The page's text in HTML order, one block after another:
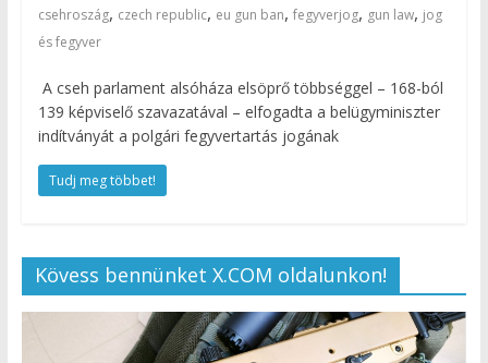
csehroszág, czech republic, eu gun ban, fegyverjog, gun law, jog
és fegyver
A cseh parlament alsóháza elsöprő többséggel – 168-ból
139 képviselő szavazatával – elfogadta a belügyminiszter
indítványát a polgári fegyvertartás jogának
Tudj meg többet!
Kövess bennünket X.COM oldalunkon!